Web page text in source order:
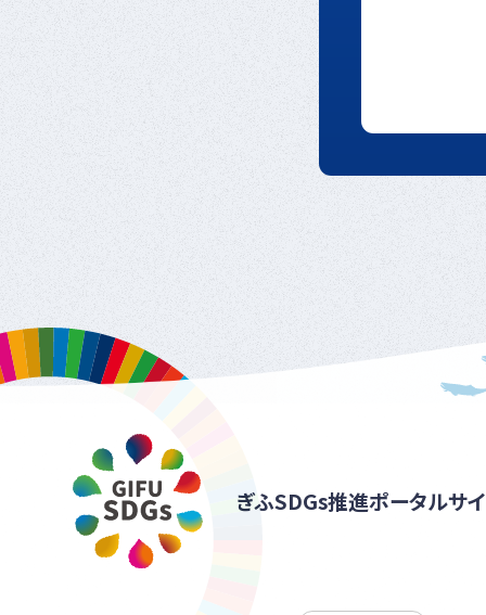
ぎふSDGs推進ポータルサ